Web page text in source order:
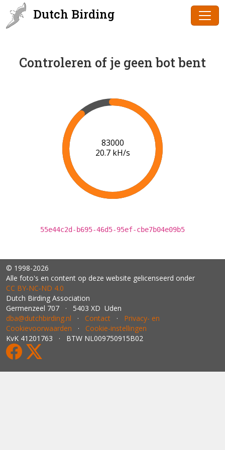
Dutch Birding
Controleren of je geen bot bent
85000
20.8 kH/s
55e44c2d-b695-46d5-95ef-cbe7b04e09b5
© 1998-2026
Alle foto's en content op deze website gelicenseerd onder
CC BY‑NC‑ND 4.0
Dutch Birding Association
Germenzeel 707 · 5403 XD Uden
dba@dutchbirding.nl · Contact · Privacy- en
Cookievoorwaarden · Cookie-instellingen
KvK 41201763 · BTW NL009750915B02